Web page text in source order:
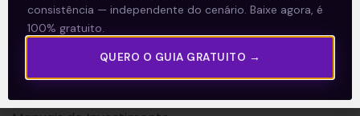
Explore
Artigos
consistência — independente do cenário. Baixe agora, é
100% gratuito.
QUERO O GUIA GRATUITO →